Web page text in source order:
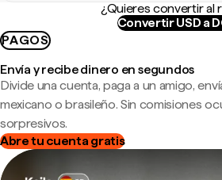
¿Quieres convertir al
Convertir USD a
PAGOS
Envía y recibe dinero en segundos
Divide una cuenta, paga a un amigo,
mexicano o brasileño. Sin comisiones
sorpresivos.
Abre tu cuenta gratis